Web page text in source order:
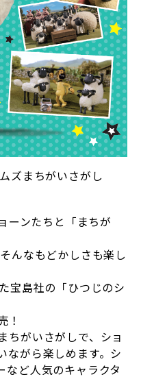
ズまちがいさがし
ーンたちと「まちが
んなもどかしさも楽し
宝島社の「ひつじのシ
！
ちがいさがしで、ショ
ながら楽しめます。シ
など人気のキャラクタ